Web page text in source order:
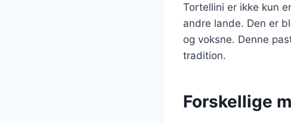
Tortellini er ikke kun
andre lande. Den er
og voksne. Denne
tradition.
Forskellige